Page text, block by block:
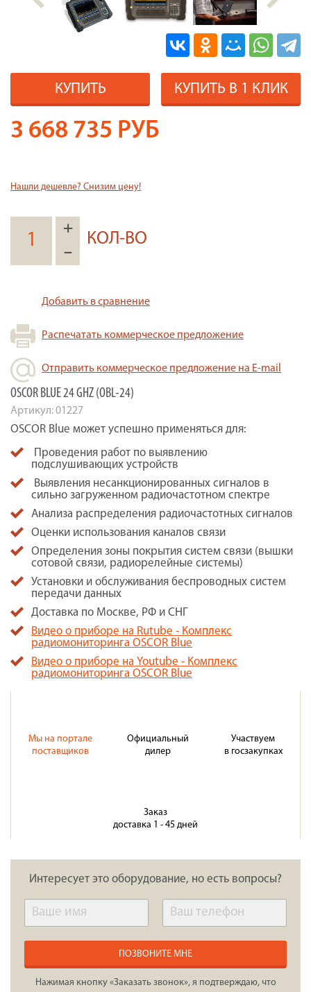
КУПИТЬ КУПИТЬ В 1 КЛИК
3 668 735 РУБ
Нашли дешевле? Снизим цену!
+
–
КОЛ-ВО
Добавить в сравнение
Распечатать коммерческое предложение
Отправить коммерческое предложение на E-mail
OSCOR BLUE 24 GHZ (OBL-24)
Артикул:01227
OSCOR Blue может успешно применяться для:
Проведения работ по выявлению
подслушивающих устройств
Выявления несанкционированных сигналов в
сильно загруженном радиочастотном спектре
Анализа распределения радиочастотных сигналов
Оценки использования каналов связи
Определения зоны покрытия систем связи (вышки
сотовой связи, радиорелейные системы)
Установки и обслуживания беспроводных систем
передачи данных
Доставка по Москве, РФ и СНГ
Видео о приборе на Rutube - Комплекс
радиомониторинга OSCOR Blue
Видео о приборе на Youtube - Комплекс
радиомониторинга OSCOR Blue
Мы на портале
поставщиков
Официальный
дилер
Участвуем
в госзакупках
Заказ
доставка 1 - 45 дней
Интересует это оборудование, но есть вопросы?
ПОЗВОНИТЕ МНЕ
Нажимая кнопку «Заказать звонок», я подтверждаю, что